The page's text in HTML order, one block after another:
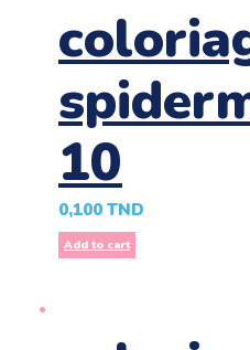
10
0,100 TND
Add to cart